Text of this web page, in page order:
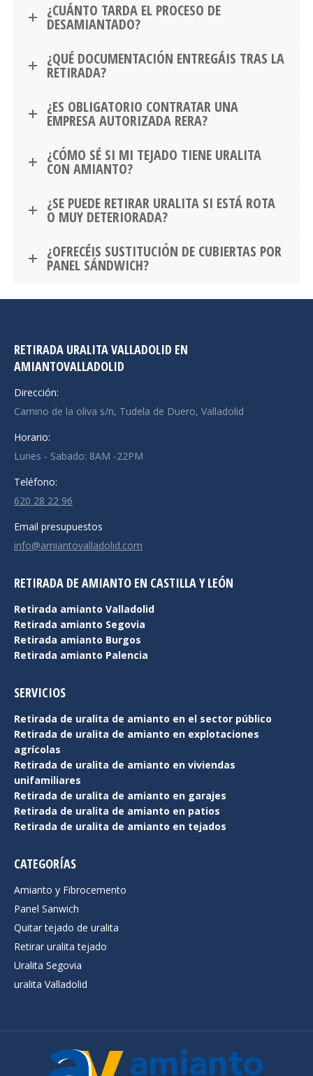
¿CUÁNTO TARDA EL PROCESO DE
DESAMIANTADO?
¿QUÉ DOCUMENTACIÓN ENTREGÁIS TRAS LA
RETIRADA?
¿ES OBLIGATORIO CONTRATAR UNA
EMPRESA AUTORIZADA RERA?
¿CÓMO SÉ SI MI TEJADO TIENE URALITA
CON AMIANTO?
¿SE PUEDE RETIRAR URALITA SI ESTÁ ROTA
O MUY DETERIORADA?
¿OFRECÉIS SUSTITUCIÓN DE CUBIERTAS POR
PANEL SÁNDWICH?
RETIRADA URALITA VALLADOLID EN
AMIANTOVALLADOLID
Dirección:
Camino de la oliva s/n, Tudela de Duero, Valladolid
Horario:
Lunes - Sabado: 8AM -22PM
Teléfono:
620 28 22 96
Email presupuestos
info@amiantovalladolid.com
RETIRADA DE AMIANTO EN CASTILLA Y LEÓN
Retirada amianto Valladolid
Retirada amianto Segovia
Retirada amianto Burgos
Retirada amianto Palencia
SERVICIOS
Retirada de uralita de amianto en el sector público
Retirada de uralita de amianto en explotaciones
agrícolas
Retirada de uralita de amianto en viviendas
unifamiliares
Retirada de uralita de amianto en garajes
Retirada de uralita de amianto en patios
Retirada de uralita de amianto en tejados
CATEGORÍAS
Amianto y Fibrocemento
Panel Sanwich
Quitar tejado de uralita
Retirar uralita tejado
Uralita Segovia
uralita Valladolid